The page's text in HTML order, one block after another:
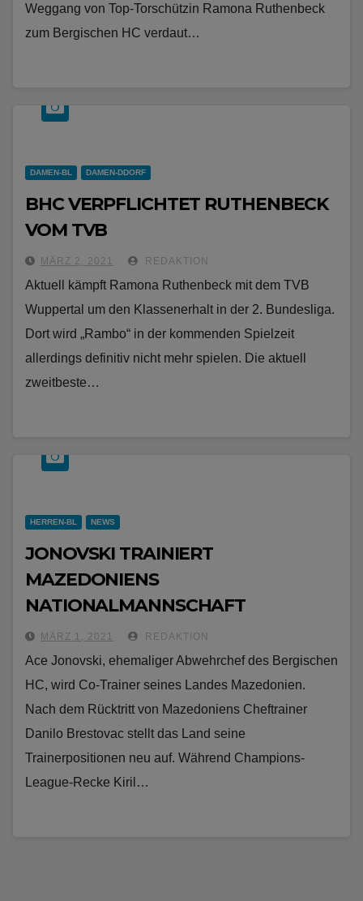
Weggang von Top-Torschützin Ramona Ruthenbeck
zum Bergischen HC verdaut…
DAMEN-BL DAMEN-DDORF
BHC VERPFLICHTET RUTHENBECK
VOM TVB
MÄRZ 2, 2021 REDAKTION
Aktuell kämpft Ramona Ruthenbeck mit dem TVB
Wuppertal um den Klassenerhalt in der 2. Bundesliga.
Dort wird „Rambo“ in der kommenden Spielzeit
allerdings definitiv nicht mehr spielen. Die aktuell
zweitbeste…
HERREN-BL NEWS
JONOVSKI TRAINIERT
MAZEDONIENS
NATIONALMANNSCHAFT
MÄRZ 1, 2021 REDAKTION
Ace Jonovski, ehemaliger Abwehrchef des Bergischen
HC, wird Co-Trainer seines Landes Mazedonien.
Nach dem Rücktritt von Mazedoniens Cheftrainer
Danilo Brestovac stellt das Land seine
Trainerpositionen neu auf. Während Champions-
League-Recke Kiril…